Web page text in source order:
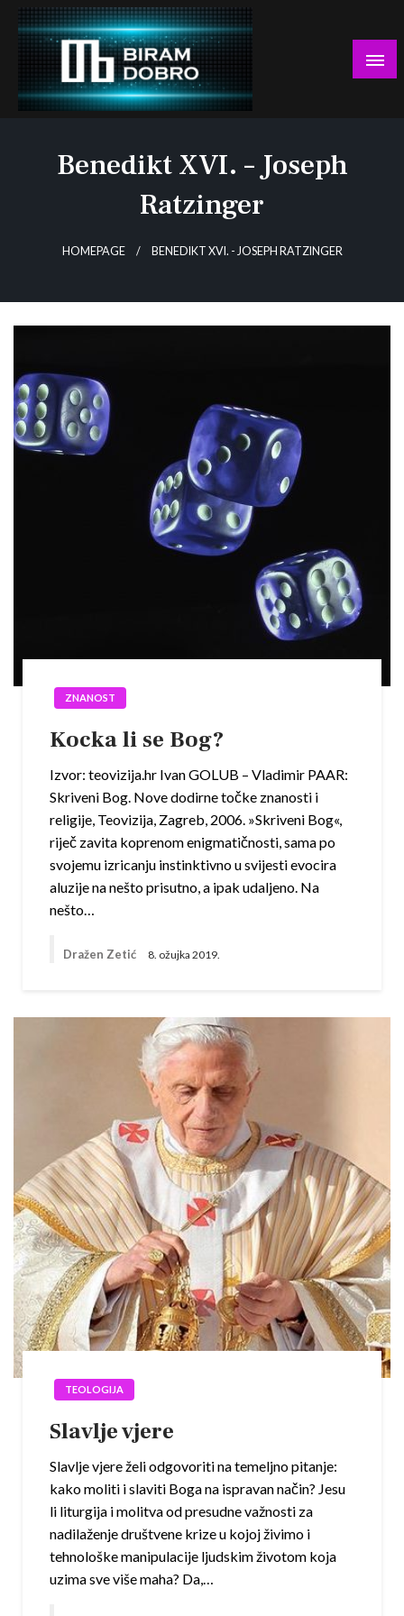
Skip
content
Benedikt XVI. – Joseph
Ratzinger
HOMEPAGE BENEDIKT XVI. - JOSEPH RATZINGER
ZNANOST
Kocka li se Bog?
Izvor: teovizija.hr Ivan GOLUB – Vladimir PAAR:
Skriveni Bog. Nove dodirne točke znanosti i
religije, Teovizija, Zagreb, 2006. »Skriveni Bog«,
riječ zavita koprenom enigmatičnosti, sama po
svojemu izricanju instinktivno u svijesti evocira
aluzije na nešto prisutno, a ipak udaljeno. Na
nešto…
Dražen Zetić 8. ožujka 2019.
TEOLOGIJA
Slavlje vjere
Slavlje vjere želi odgovoriti na temeljno pitanje:
kako moliti i slaviti Boga na ispravan način? Jesu
li liturgija i molitva od presudne važnosti za
nadilaženje društvene krize u kojoj živimo i
tehnološke manipulacije ljudskim životom koja
uzima sve više maha? Da,…